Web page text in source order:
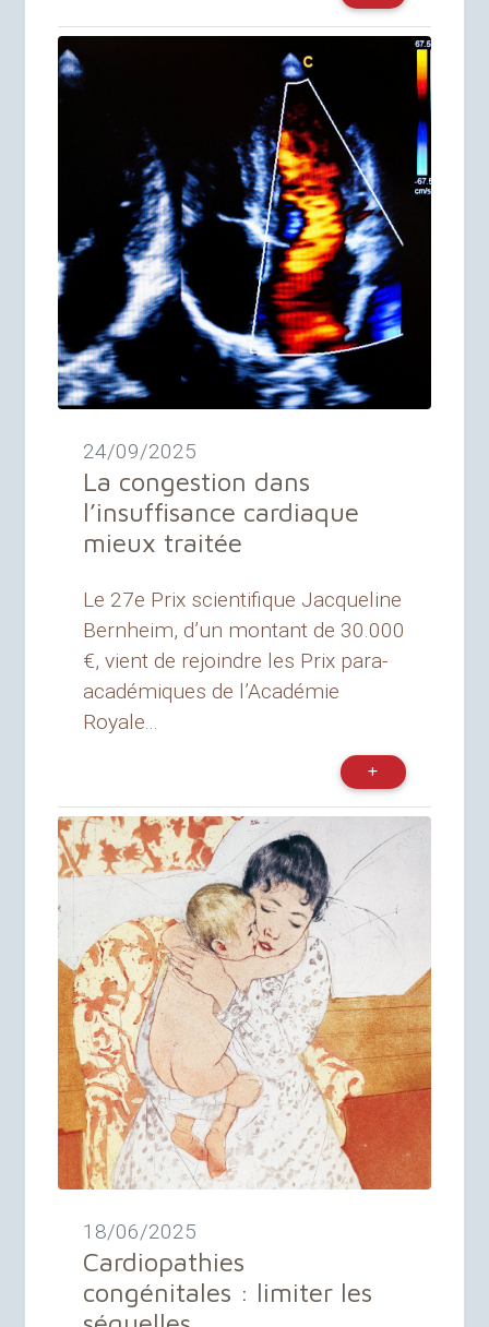
24/09/2025
La congestion dans
l’insuffisance cardiaque
mieux traitée
Le 27e Prix scientifique Jacqueline
Bernheim, d’un montant de 30.000
€, vient de rejoindre les Prix para-
académiques de l’Académie
Royale...
18/06/2025
Cardiopathies
congénitales : limiter les